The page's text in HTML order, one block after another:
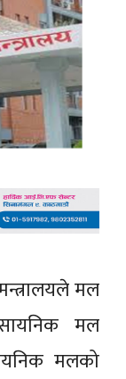
मल
मल
मलको